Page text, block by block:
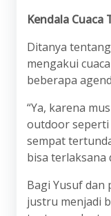
Kendala
Ditanya
mengakui
beberapa
“Ya, karena
outdoor
sempat
bisa terlaksana
Bagi Yusuf dan
justru menjadi